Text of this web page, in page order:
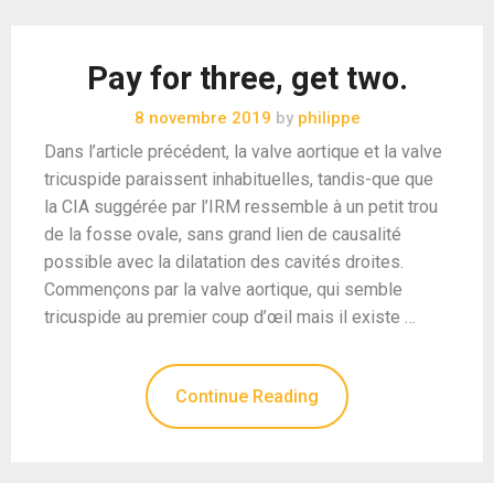
Pay for three, get two.
8 novembre 2019 byphilippe
Dans l’article précédent, la valve aortique et la valve
tricuspide paraissent inhabituelles, tandis-que que
la CIA suggérée par l’IRM ressemble à un petit trou
de la fosse ovale, sans grand lien de causalité
possible avec la dilatation des cavités droites.
Commençons par la valve aortique, qui semble
tricuspide au premier coup d’œil mais il existe …
Continue Reading